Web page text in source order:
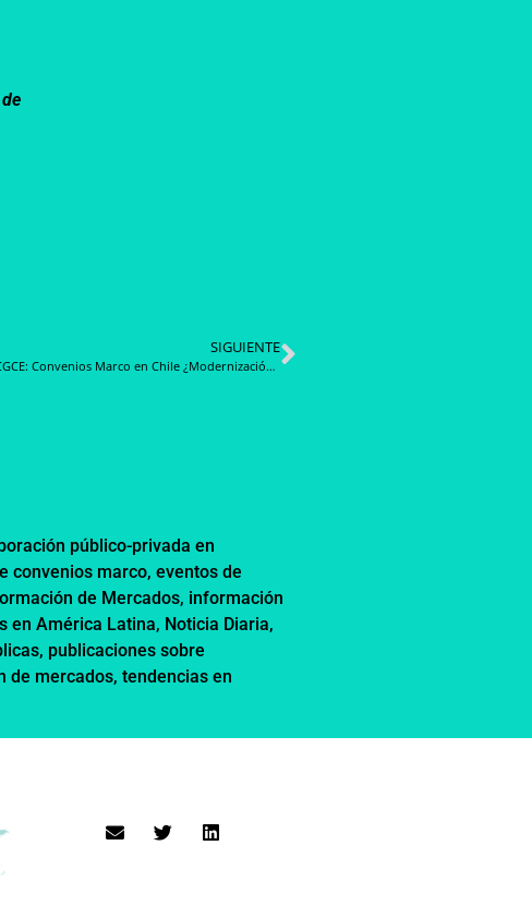
SIGUIENTE
CGCE: Convenios Marco en Chile ¿Modernización o Retroceso en la Compra Pública?
público-privada en
convenios marco, eventos de
de Mercados, información
en América Latina, Noticia Diaria,
, publicaciones sobre
de mercados, tendencias en